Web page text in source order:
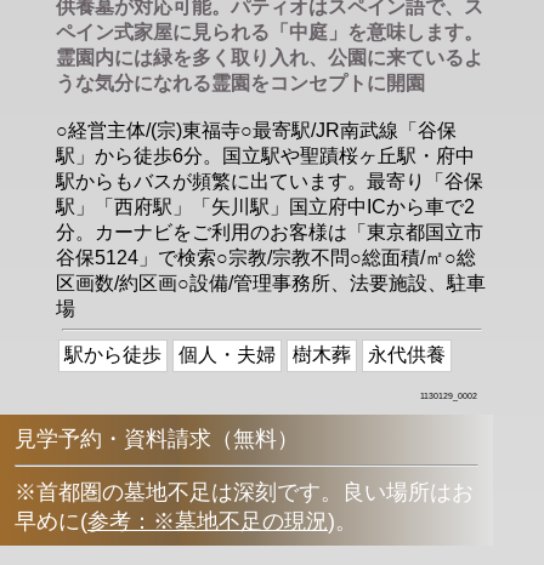
供養墓が対応可能。パティオはスペイン語で、ス
ペイン式家屋に見られる「中庭」を意味します。
霊園内には緑を多く取り入れ、公園に来ているよ
うな気分になれる霊園をコンセプトに開園
○経営主体/(宗)東福寺○最寄駅/JR南武線「谷保
駅」から徒歩6分。国立駅や聖蹟桜ヶ丘駅・府中
駅からもバスが頻繁に出ています。最寄り「谷保
駅」「西府駅」「矢川駅」国立府中ICから車で2
分。カーナビをご利用のお客様は「東京都国立市
谷保5124」で検索○宗教/宗教不問○総面積/㎡○総
区画数/約区画○設備/管理事務所、法要施設、駐車
場
駅から徒歩 個人・夫婦 樹木葬 永代供養
1130129_0002
見学予約・資料請求（無料）
※首都圏の墓地不足は深刻です。良い場所はお
早めに(参考：※墓地不足の現況)。